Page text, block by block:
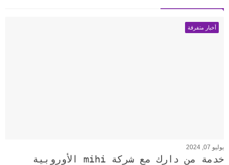
أخبار متفرقة
يوليو 07, 2024
خدمة من دارك مع شركة mihi الأوروبية